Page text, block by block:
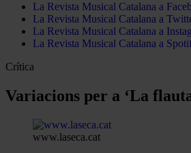
La Revista Musical Catalana a
La Revista Musical Catalana a
La Revista Musical Catalana a
La Revista Musical Catalana a
Crítica
Variacions per a ‘La
www.laseca.cat